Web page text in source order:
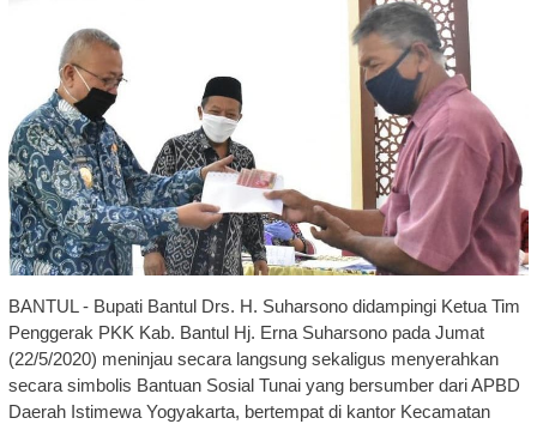
BANTUL - Bupati Bantul Drs. H. Suharsono didampingi Ketua Tim
Penggerak PKK Kab. Bantul Hj. Erna Suharsono pada Jumat
(22/5/2020) meninjau secara langsung sekaligus menyerahkan
secara simbolis Bantuan Sosial Tunai yang bersumber dari APBD
Daerah Istimewa Yogyakarta, bertempat di kantor Kecamatan